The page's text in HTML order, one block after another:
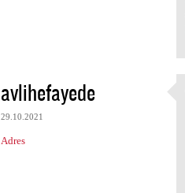
avlihefayede
29.10.2021
Adres